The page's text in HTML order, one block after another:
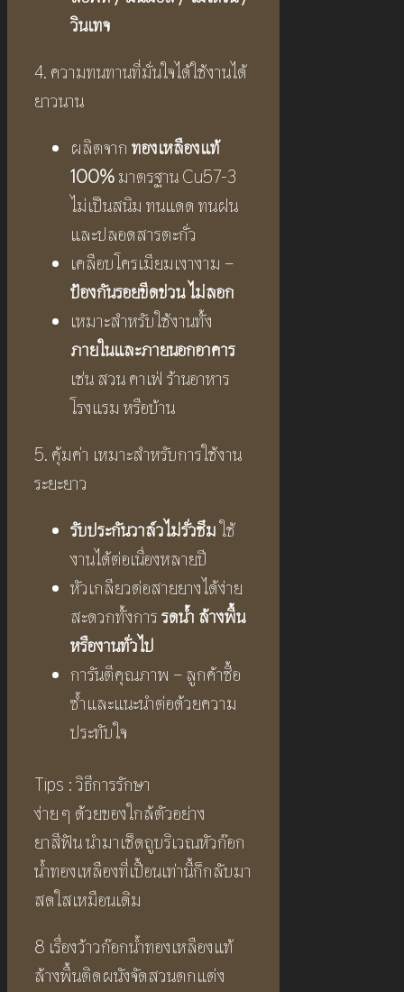
วินเทจ
4. ความทนทานที่มั่นใจได้ใช้งานได้
ยาวนาน
ผลิตจาก ทองเหลืองแท้
100%มาตรฐาน Cu57-3
ไม่เป็นสนิม ทนแดด ทนฝน
และปลอดสารตะกั่ว
เคลือบโครเมียมเงางาม –
ป้องกันรอยขีดข่วน ไม่ลอก
เหมาะสำหรับใช้งานทั้ง
ภายในและภายนอกอาคาร
เช่น สวน คาเฟ่ ร้านอาหาร
โรงแรม หรือบ้าน
5. คุ้มค่า เหมาะสำหรับการใช้งาน
ระยะยาว
รับประกันวาล์วไม่รั่วซึมใช้
งานได้ต่อเนื่องหลายปี
หัวเกลียวต่อสายยางได้ง่าย
สะดวกทั้งการรดน้ำ ล้างพื้น
หรืองานทั่วไป
การันตีคุณภาพ – ลูกค้าซื้อ
ซ้ำและแนะนำต่อด้วยความ
ประทับใจ
Tips : วิธีการรักษา
ง่าย ๆ ด้วยของใกล้ตัวอย่าง
ยาสีฟัน นำมาเช็ดถูบริเวณหัวก๊อก
น้ำทองเหลืองที่เปื้อนเท่านี้ก็กลับมา
สดใสเหมือนเดิม
8 เรื่องว้าวก๊อกน้ำทองเหลืองแท้
ล้างพื้นติดผนังจัดสวนตกแต่ง